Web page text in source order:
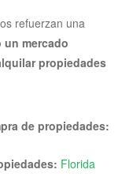
refuerzan una
mercado
propiedades
de propiedades:
Florida